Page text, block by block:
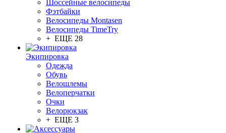
Шоссейные велосипеды
Фэтбайки
Велосипеды Montasen
Велосипеды TimeTry
+ ЕЩЕ 28
Экипировка
Одежда
Обувь
Велошлемы
Велоперчатки
Очки
Велорюкзак
+ ЕЩЕ 3